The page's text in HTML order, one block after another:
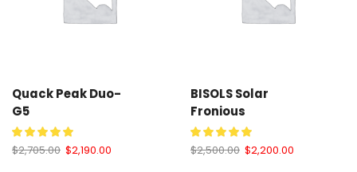
Quack Peak Duo-
G5
$2,705.00 $2,190.00
BISOLS Solar
Fronious
$2,500.00 $2,200.00